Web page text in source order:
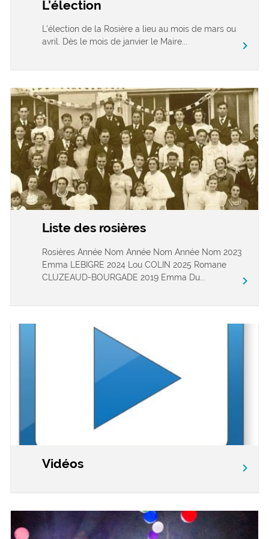
L’élection
L’élection de la Rosière a lieu au mois de mars ou
avril. Dès le mois de janvier le Maire...
chevron_right
Liste des rosières
Rosières Année Nom Année Nom Année Nom 2023
Emma LEBIGRE 2024 Lou COLIN 2025 Romane
CLUZEAUD-BOURGADE 2019 Emma Du...
chevron_right
Vidéos chevron_right